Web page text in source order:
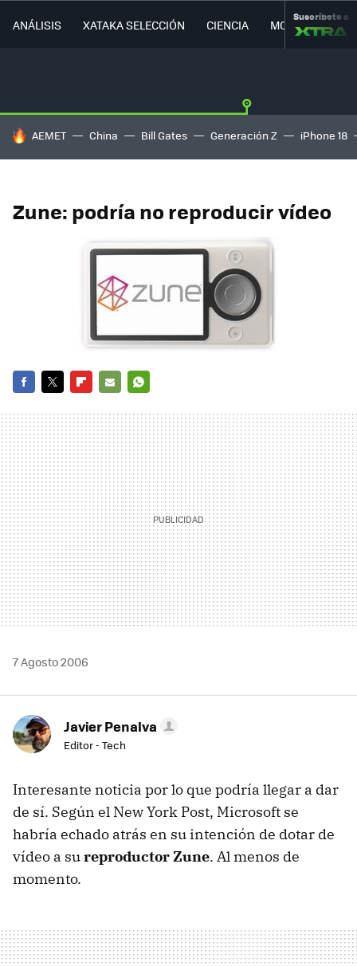
ANÁLISIS XATAKA SELECCIÓN CIENCIA MOVILIDAD
Suscríbete a
HOY SE HABLA DE
AEMET China Bill Gates Generación Z iPhone 18
Zune: podría no reproducir vídeo
MAIL
7 Agosto 2006
Javier Penalva
Editor - Tech
Interesante noticia por lo que podría llegar a dar
de sí. Según el New York Post, Microsoft se
habría echado atrás en su intención de dotar de
vídeo a sureproductor Zune. Al menos de
momento.